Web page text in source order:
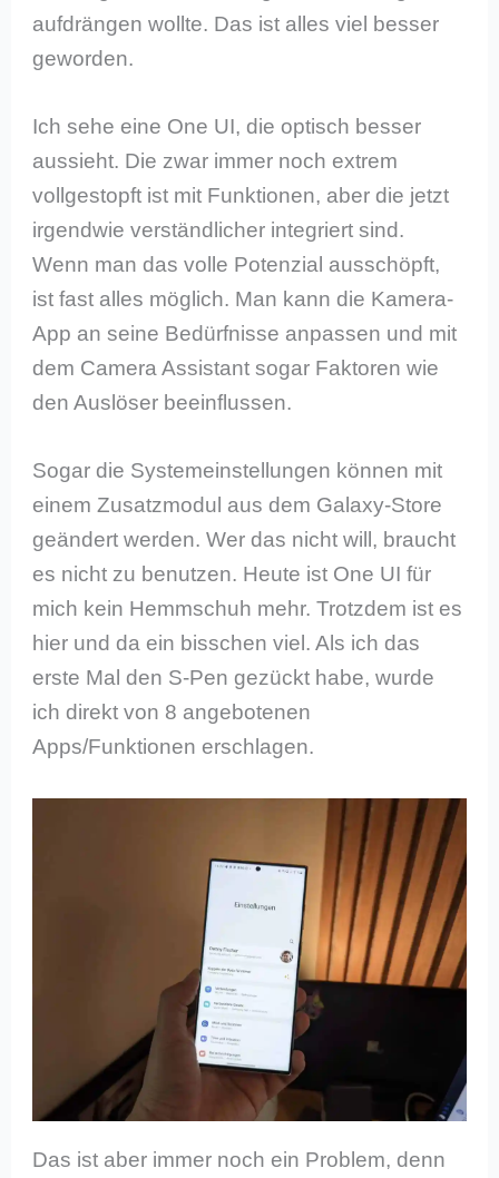
aufdrängen wollte. Das ist alles viel besser
geworden.
Ich sehe eine One UI, die optisch besser
aussieht. Die zwar immer noch extrem
vollgestopft ist mit Funktionen, aber die jetzt
irgendwie verständlicher integriert sind.
Wenn man das volle Potenzial ausschöpft,
ist fast alles möglich. Man kann die Kamera-
App an seine Bedürfnisse anpassen und mit
dem Camera Assistant sogar Faktoren wie
den Auslöser beeinflussen.
Sogar die Systemeinstellungen können mit
einem Zusatzmodul aus dem Galaxy-Store
geändert werden. Wer das nicht will, braucht
es nicht zu benutzen. Heute ist One UI für
mich kein Hemmschuh mehr. Trotzdem ist es
hier und da ein bisschen viel. Als ich das
erste Mal den S-Pen gezückt habe, wurde
ich direkt von 8 angebotenen
Apps/Funktionen erschlagen.
Das ist aber immer noch ein Problem, denn